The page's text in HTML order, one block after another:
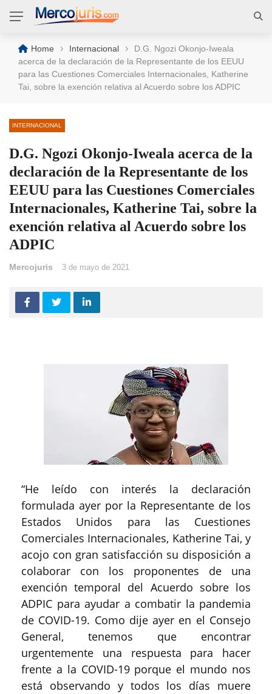
Home › Internacional ›
D.G. Ngozi Okonjo-Iweala
acerca de la declaración de la Representante de los EEUU
para las Cuestiones Comerciales Internacionales, Katherine
Tai, sobre la exención relativa al Acuerdo sobre los ADPIC
INTERNACIONAL
D.G. Ngozi Okonjo-Iweala acerca de la
declaración de la Representante de los
EEUU para las Cuestiones Comerciales
Internacionales, Katherine Tai, sobre la
exención relativa al Acuerdo sobre los
ADPIC
Mercojuris 3 de mayo de 2021
“He leído con interés la declaración
formulada ayer por la Representante de los
Estados Unidos para las Cuestiones
Comerciales Internacionales, Katherine Tai, y
acojo con gran satisfacción su disposición a
colaborar con los proponentes de una
exención temporal del Acuerdo sobre los
ADPIC para ayudar a combatir la pandemia
de COVID-19. Como dije ayer en el Consejo
General, tenemos que encontrar
urgentemente una respuesta para hacer
frente a la COVID-19 porque el mundo nos
está observando y todos los días muere